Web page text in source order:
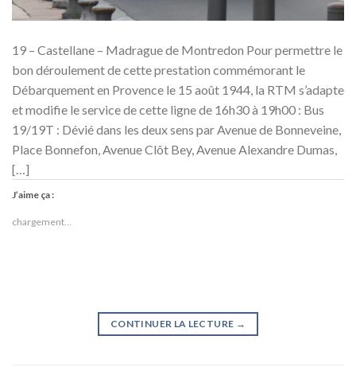
19 – Castellane – Madrague de Montredon Pour permettre le
bon déroulement de cette prestation commémorant le
Débarquement en Provence le 15 août 1944, la RTM s’adapte
et modifie le service de cette ligne de 16h30 à 19h00 : Bus
19/19T : Dévié dans les deux sens par Avenue de Bonneveine,
Place Bonnefon, Avenue Clôt Bey, Avenue Alexandre Dumas,
[…]
J’aime ça :
chargement…
CONTINUER LA LECTURE →